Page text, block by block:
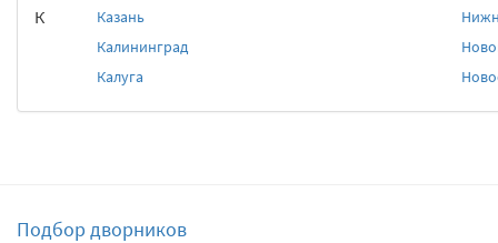
К
Казань
Калининград
Калуга
Подбор дворников